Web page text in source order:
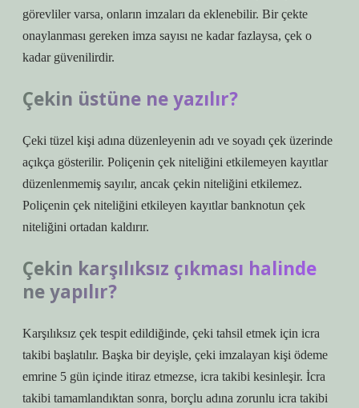
görevliler varsa, onların imzaları da eklenebilir. Bir çekte
onaylanması gereken imza sayısı ne kadar fazlaysa, çek o
kadar güvenilirdir.
Çekin üstüne ne yazılır?
Çeki tüzel kişi adına düzenleyenin adı ve soyadı çek üzerinde
açıkça gösterilir. Poliçenin çek niteliğini etkilemeyen kayıtlar
düzenlenmemiş sayılır, ancak çekin niteliğini etkilemez.
Poliçenin çek niteliğini etkileyen kayıtlar banknotun çek
niteliğini ortadan kaldırır.
Çekin karşılıksız çıkması halinde
ne yapılır?
Karşılıksız çek tespit edildiğinde, çeki tahsil etmek için icra
takibi başlatılır. Başka bir deyişle, çeki imzalayan kişi ödeme
emrine 5 gün içinde itiraz etmezse, icra takibi kesinleşir. İcra
takibi tamamlandıktan sonra, borçlu adına zorunlu icra takibi